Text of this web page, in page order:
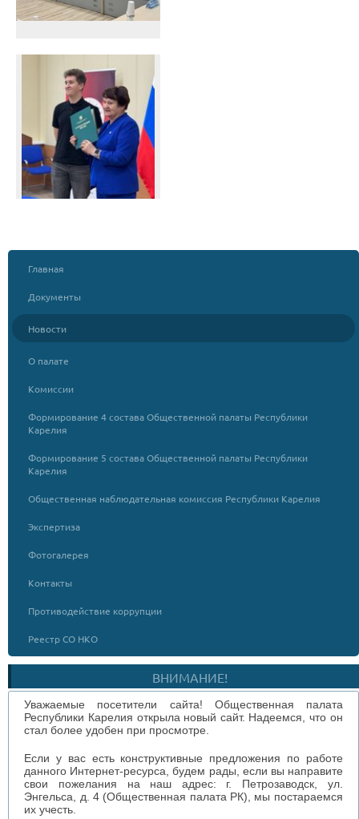
Главная
Документы
Новости
О палате
Комиссии
Формирование 4 состава Общественной палаты Республики
Карелия
Формирование 5 состава Общественной палаты Республики
Карелия
Общественная наблюдательная комиссия Республики Карелия
Экспертиза
Фотогалерея
Контакты
Противодействие коррупции
Реестр СО НКО
ВНИМАНИЕ!
Уважаемые посетители сайта! Общественная палата
Республики Карелия открыла новый сайт. Надеемся, что он
стал более удобен при просмотре.
Если у вас есть конструктивные предложения по работе
данного Интернет-ресурса, будем рады, если вы направите
свои пожелания на наш адрес: г. Петрозаводск, ул.
Энгельса, д. 4 (Общественная палата РК), мы постараемся
их учесть.